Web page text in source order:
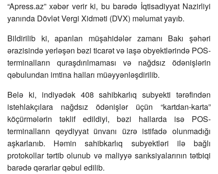
“Apress.az” xəbər verir ki, bu barədə İqtisadiyyat Nazirliyi
yanında Dövlət Vergi Xidməti (DVX) məlumat yayıb.
Bildirilib ki, aparılan müşahidələr zamanı Bakı şəhəri
ərazisində yerləşən bəzi ticarət və iaşə obyektlərində POS-
terminalların quraşdırılmaması və nağdsız ödənişlərin
qəbulundan imtina halları müəyyənləşdirilib.
Belə ki, indiyədək 408 sahibkarlıq subyekti tərəfindən
istehlakçılara nağdsız ödənişlər üçün “kartdan-karta”
köçürmələrin təklif edildiyi, bəzi hallarda isə POS-
terminalların qeydiyyat ünvanı üzrə istifadə olunmadığı
aşkarlanıb. Həmin sahibkarlıq subyektləri ilə bağlı
protokollar tərtib olunub və maliyyə sanksiyalarının tətbiqi
barədə qərarlar qəbul edilib.